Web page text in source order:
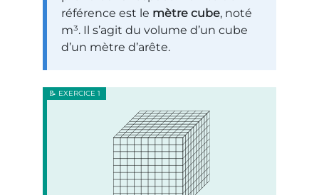
référence est le mètre cube, noté
m³. Il s’agit du volume d’un cube
d’un mètre d’arête.